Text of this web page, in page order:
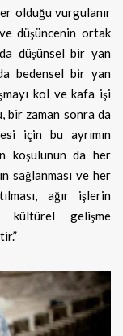
olduğu vurgulanır
düşüncenin ortak
düşünsel bir yan
bedensel bir yan
kol ve kafa işi
bir zaman sonra da
için bu ayrımın
koşulunun da her
sağlanması ve her
ağır işlerin
kültürel gelişme